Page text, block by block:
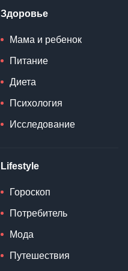
Здоровье
Мама и ребенок
Питание
Диета
Психология
Исследование
Lifestyle
Гороскоп
Потребитель
Мода
Путешествия